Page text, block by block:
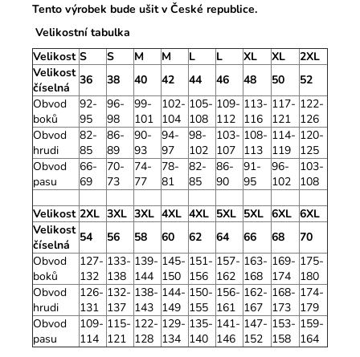
Tento výrobek bude ušit v České republice.
Velikostní tabulka
Velikost S S M M L L XL XL
2XL
Velikost
číselná
36 38 40 42 44 46 48 50
52
Obvod
boků
92-
95
96-
98
99-
101
102-
104
105-
108
109-
112
113-
116
117-
121
122-
126
Obvod
hrudi
82-
85
86-
89
90-
93
94-
97
98-
102
103-
107
108-
113
114-
119
120-
125
Obvod
pasu
66-
69
70-
73
74-
77
78-
81
82-
85
86-
90
91-
95
96-
102
103-
108
Velikost 2XL 3XL 3XL 4XL 4XL 5XL 5XL 6XL 6XL
Velikost
číselná
54 56 58 60 62 64 66 68
70
Obvod
boků
127-
132
133-
138
139-
144
145-
150
151-
156
157-
162
163-
168
169-
174
175-
180
Obvod
hrudi
126-
131
132-
137
138-
143
144-
149
150-
155
156-
161
162-
167
168-
173
174-
179
Obvod
pasu
109-
114
115-
121
122-
128
129-
134
135-
140
141-
146
147-
152
153-
158
159-
164